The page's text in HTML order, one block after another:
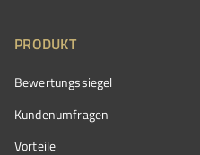
PRODUKT
Bewertungssiegel
Kundenumfragen
Vorteile